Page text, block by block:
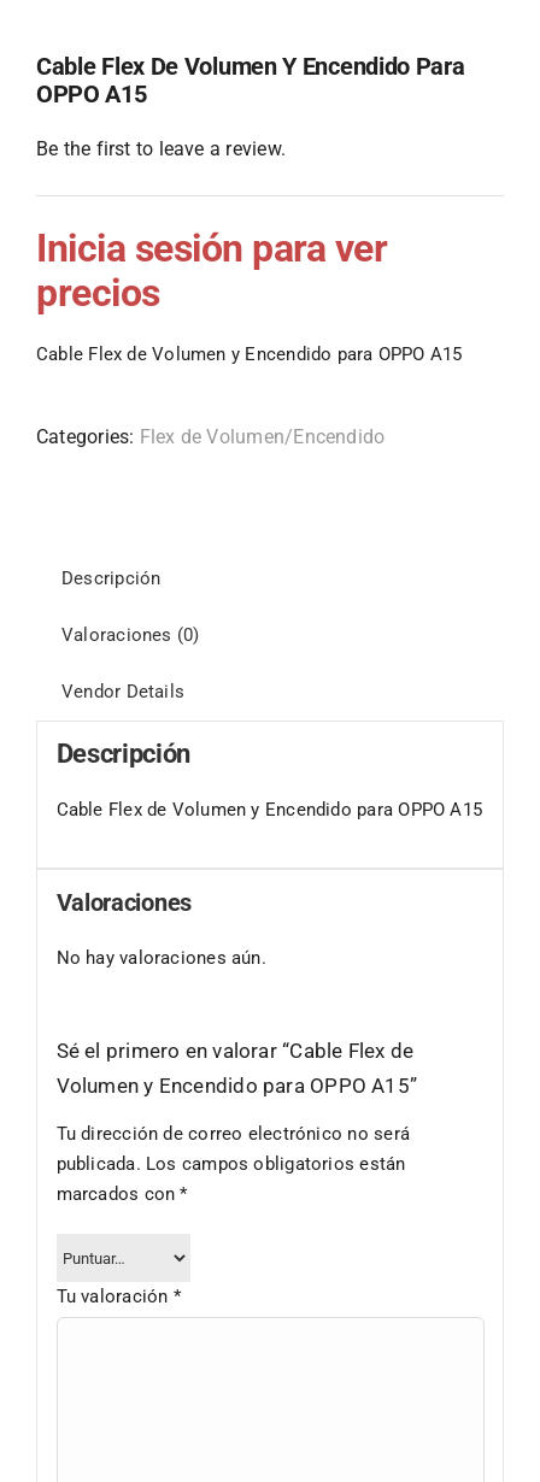
Cable Flex De Volumen Y Encendido Para
OPPO A15
Be the first to leave a review.
Inicia sesión para ver
precios
Cable Flex de Volumen y Encendido para OPPO A15
Categories: Flex de Volumen/Encendido
Descripción
Valoraciones (0)
Vendor Details
Descripción
Cable Flex de Volumen y Encendido para OPPO A15
Valoraciones
No hay valoraciones aún.
Sé el primero en valorar “Cable Flex de
Volumen y Encendido para OPPO A15”
Tu dirección de correo electrónico no será
publicada. Los campos obligatorios están
marcados con*
Tu valoración *